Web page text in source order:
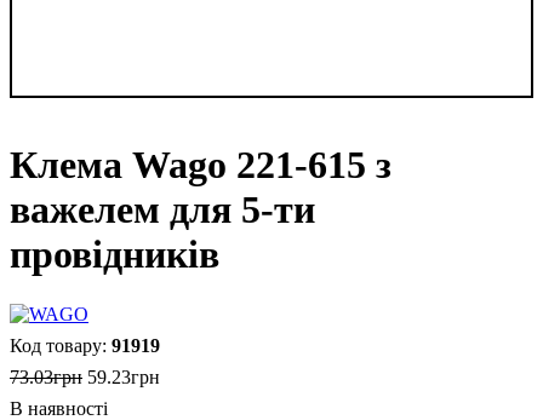
Клема Wago 221-615 з
важелем для 5-ти
провідників
91919
73.03грн 59.23грн
В наявності